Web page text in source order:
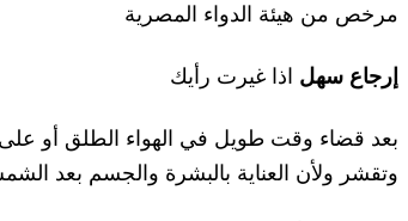
مرخص من هيئة الدواء المصرية
إرجاع سهل اذا غيرت رأيك
بعد قضاء وقت طويل في الهواء الطلق أو
وتقشر ولأن العناية بالبشرة والجسم بعد